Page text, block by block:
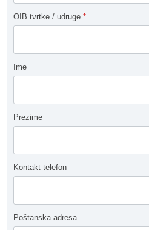
OIB tvrtke / udruge *
Ime
Prezime
Kontakt telefon
Poštanska adresa